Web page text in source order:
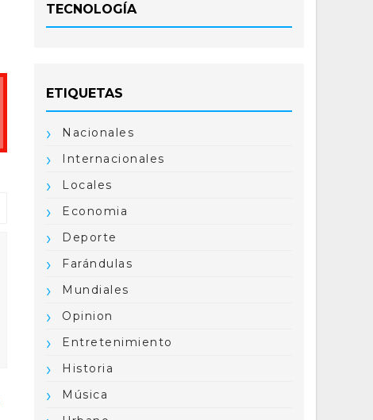
TECNOLOGÍA
ETIQUETAS
Nacionales
Internacionales
Locales
Economia
Deporte
Farándulas
Mundiales
Opinion
Entretenimiento
Historia
Música